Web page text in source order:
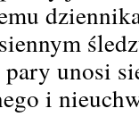
unosi
i